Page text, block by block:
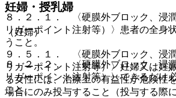
妊婦・授乳婦
（妊婦）
９．５．１． 〈硬膜外ブロック、浸
リガーポイント注射等）〉妊婦又は妊
る女性には、治療上の有益性が危険性
場合にのみ投与すること（投与する際
８．２．１． 〈硬膜外ブロック、浸
リガーポイント注射等）〉患者の全身
うこと。
８．２．２． 〈硬膜外ブロック、浸
リガーポイント注射等）〉できるだけ
こと。